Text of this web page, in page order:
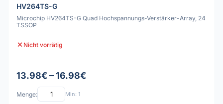
HV264TS-G
Microchip HV264TS-G Quad Hochspannungs-Verstärker-Array, 24
TSSOP
Nicht vorrätig
13.98€ – 16.98€
Menge: Min: 1